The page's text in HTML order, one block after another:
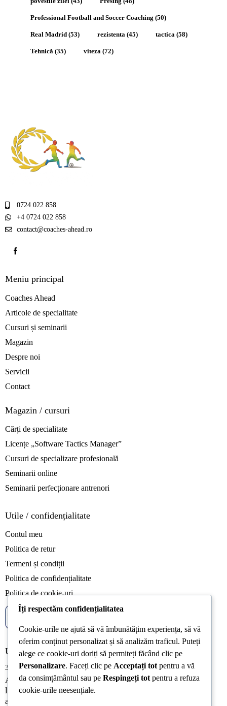
Professional Football and Soccer Coaching (50)
Real Madrid (53) rezistenta (45) tactica (58)
Tehnică (35) viteza (72)
0724 022 858
+4 0724 022 858
contact@coaches-ahead.ro
Meniu principal
Coaches Ahead
Articole de specialitate
Cursuri și seminarii
Magazin
Despre noi
Servicii
Contact
Magazin / cursuri
Cărți de specialitate
Licențe „Software Tactics Manager”
Cursuri de specializare profesională
Seminarii online
Seminarii perfecționare antrenori
Utile / confidențialitate
Contul meu
Politica de retur
Termeni și condiții
Politica de confidențialitate
Politica de cookie-uri
Ultimele articole
31/07/2026
Acreditarea Școlii Postliceale CRSSE Timișoara confirmă
legalitatea și calitatea programului de formare a
antrenorilor
Îți respectăm confidențialitatea
Cookie-urile ne ajută să vă îmbunătățim experiența, să vă
oferim conținut personalizat și să analizăm traficul. Puteți
alege ce cookie-uri doriți să permiteți făcând clic pe
Personalizare. Faceți clic pe Acceptați tot pentru a vă
da consimțământul sau pe Respingeți tot pentru a refuza
cookie-urile neesențiale.